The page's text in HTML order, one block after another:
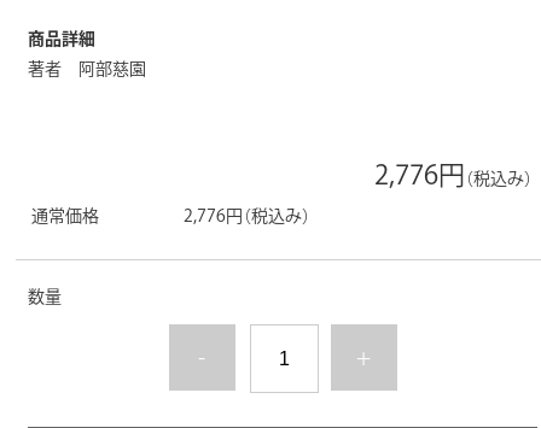
商品詳細
著者 阿部慈園
2,776円 （税込み）
通常価格 2,776円 （税込み）
数量
- +